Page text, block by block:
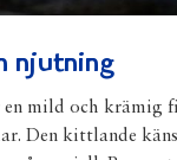
njutning
mild och krämig
Den kittlande